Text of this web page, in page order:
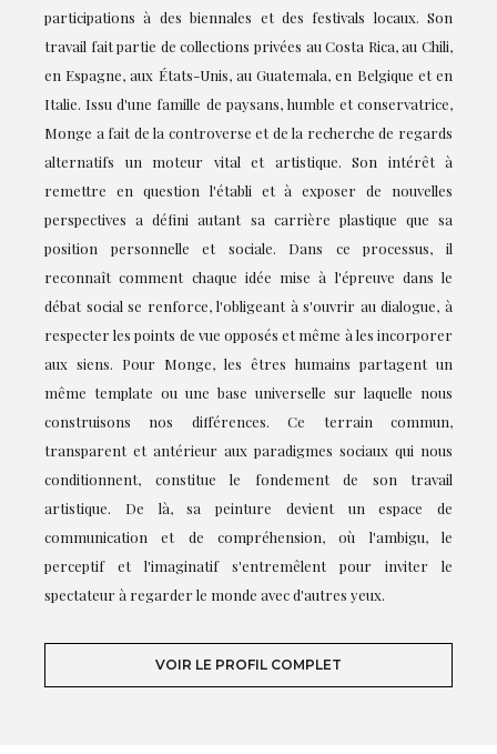
participations à des biennales et des festivals locaux. Son
travail fait partie de collections privées au Costa Rica, au Chili,
en Espagne, aux États-Unis, au Guatemala, en Belgique et en
Italie. Issu d'une famille de paysans, humble et conservatrice,
Monge a fait de la controverse et de la recherche de regards
alternatifs un moteur vital et artistique. Son intérêt à
remettre en question l'établi et à exposer de nouvelles
perspectives a défini autant sa carrière plastique que sa
position personnelle et sociale. Dans ce processus, il
reconnaît comment chaque idée mise à l'épreuve dans le
débat social se renforce, l'obligeant à s'ouvrir au dialogue, à
respecter les points de vue opposés et même à les incorporer
aux siens. Pour Monge, les êtres humains partagent un
même template ou une base universelle sur laquelle nous
construisons nos différences. Ce terrain commun,
transparent et antérieur aux paradigmes sociaux qui nous
conditionnent, constitue le fondement de son travail
artistique. De là, sa peinture devient un espace de
communication et de compréhension, où l'ambigu, le
perceptif et l'imaginatif s'entremêlent pour inviter le
spectateur à regarder le monde avec d'autres yeux.
VOIR LE PROFIL COMPLET